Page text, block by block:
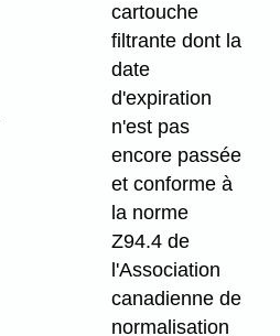
cartouche
filtrante dont la
date
d'expiration
n'est pas
encore passée
et conforme à
la norme
Z94.4 de
l'Association
canadienne de
normalisation